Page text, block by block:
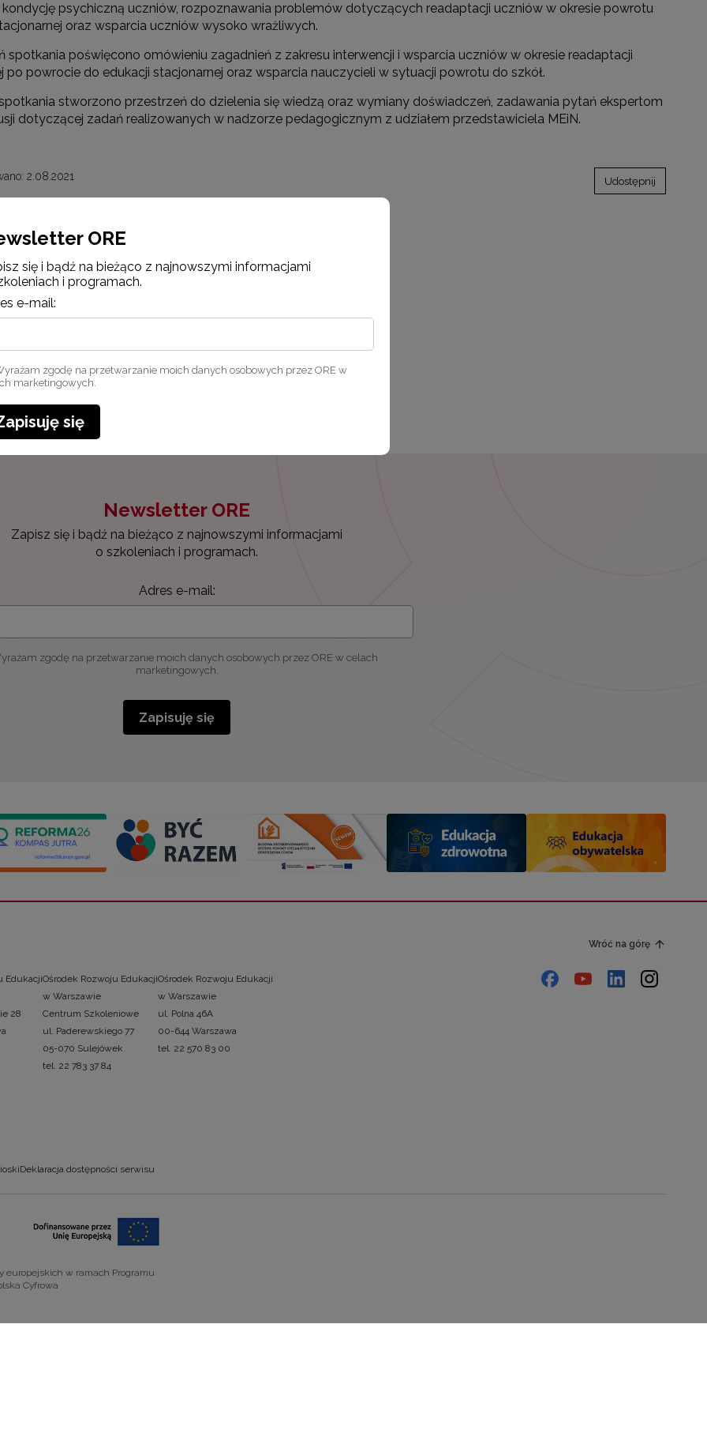
zdolny - archiwum"
kondycję psychiczną uczniów, rozpoznawania problemów dotyczących readaptacji uczniów w okresie powrotu
oraz wsparcia uczniów wysoko wrażliwych.
spotkania poświęcono omówieniu zagadnień z zakresu interwencji i wsparcia uczniów w okresie readaptacji
po powrocie do edukacji stacjonarnej oraz wsparcia nauczycieli w sytuacji powrotu do szkół.
stworzono przestrzeń do dzielenia się wiedzą oraz wymiany doświadczeń, zadawania pytań ekspertom
dotyczącej zadań realizowanych w nadzorze pedagogicznym z udziałem przedstawiciela MEiN.
2.08.2021 Udostępnij
Newsletter ORE
Zapisz się i bądź na bieżąco z najnowszymi informacjami
o szkoleniach i programach.
Adres e-mail:
zgodę na przetwarzanie moich danych osobowych przez ORE w celach
marketingowych.
Zapisuję się
Wróć na górę
Edukacji
28
Ośrodek Rozwoju Edukacji
w Warszawie
Centrum Szkoleniowe
ul. Paderewskiego 77
05-070 Sulejówek
tel. 22 783 37 84
Ośrodek Rozwoju Edukacji
w Warszawie
ul. Polna 46A
00-644 Warszawa
tel. 22 570 83 00
Deklaracja dostępności serwisu
europejskich w ramach Programu
Cyfrowa
ORE
się i bądź na bieżąco z najnowszymi informacjami
i programach.
e-mail:
zgodę na przetwarzanie moich danych osobowych przez ORE w
marketingowych.
się